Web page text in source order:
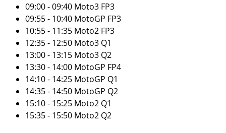
09:00 - 09:40 Moto3 FP3
09:55 - 10:40 MotoGP FP3
10:55 - 11:35 Moto2 FP3
12:35 - 12:50 Moto3 Q1
13:00 - 13:15 Moto3 Q2
13:30 - 14:00 MotoGP FP4
14:10 - 14:25 MotoGP Q1
14:35 - 14:50 MotoGP Q2
15:10 - 15:25 Moto2 Q1
15:35 - 15:50 Moto2 Q2